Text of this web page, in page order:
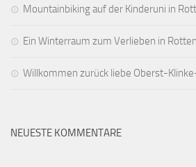
Mountainbiking auf der Kinderuni in
Ein Winterraum zum Verlieben in
Willkommen zurück liebe Oberst-
NEUESTE KOMMENTARE